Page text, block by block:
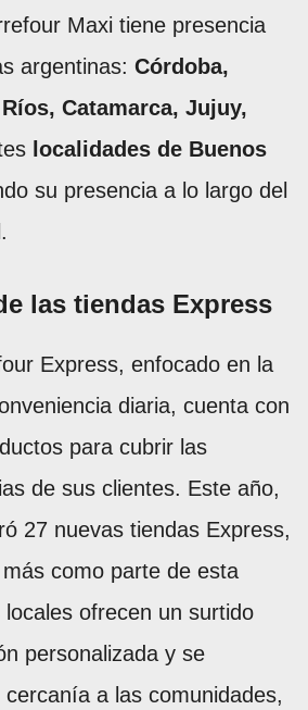
Maxi tiene presencia
argentinas: Córdoba,
Catamarca, Jujuy,
localidades de Buenos
su presencia a lo largo del
las tiendas Express
Express, enfocado en la
diaria, cuenta con
para cubrir las
de sus clientes. Este año,
27 nuevas tiendas Express,
como parte de esta
ofrecen un surtido
personalizada y se
a las comunidades,